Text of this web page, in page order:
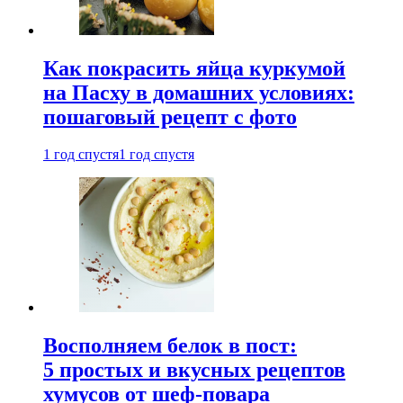
Как покрасить яйца куркумой
на Пасху в домашних условиях:
пошаговый рецепт с фото
1 год спустя1 год спустя
Восполняем белок в пост:
5 простых и вкусных рецептов
хумусов от шеф-повара